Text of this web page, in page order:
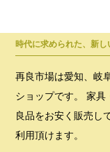
時代に求められた、新
再良市場は愛知、岐
ショップです。 家
良品をお安く販売し
利用頂けます。